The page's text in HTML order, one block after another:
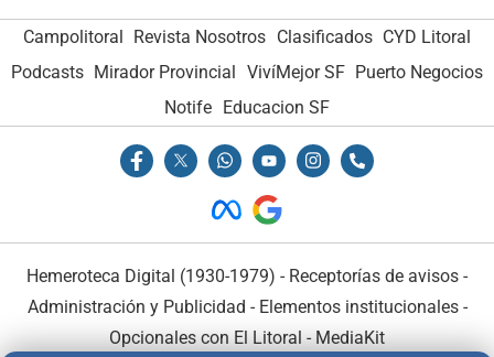
Campolitoral Revista Nosotros Clasificados CYD Litoral
Podcasts Mirador Provincial VivíMejor SF Puerto Negocios
Notife Educacion SF
Hemeroteca Digital (1930-1979) - Receptorías de avisos -
Administración y Publicidad - Elementos institucionales-
Opcionales con El Litoral - MediaKit